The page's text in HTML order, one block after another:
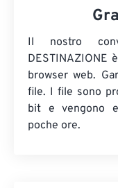
Il nostro
DESTINAZIONE
browser web.
file. I file sono
bit e vengono
poche ore.